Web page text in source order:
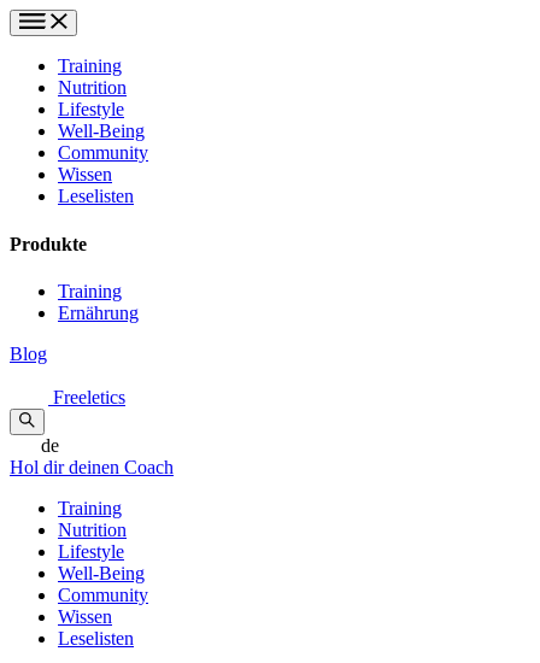
Training
Nutrition
Lifestyle
Well-Being
Community
Wissen
Leselisten
Produkte
Training
Ernährung
Blog
Freeletics
de
Hol dir deinen Coach
Training
Nutrition
Lifestyle
Well-Being
Community
Wissen
Leselisten